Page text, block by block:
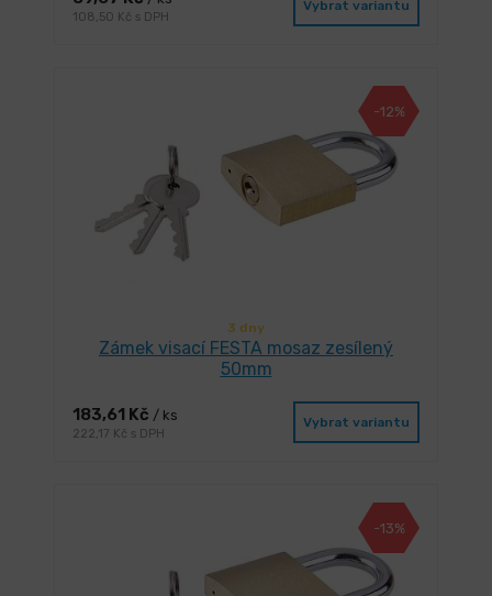
108,50 Kč s DPH
Vybrat variantu
-12%
3 dny
Zámek visací FESTA mosaz zesílený
50mm
183,61 Kč / ks
222,17 Kč s DPH
Vybrat variantu
-13%